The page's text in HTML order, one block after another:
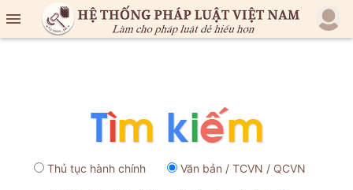

Thủ tục hành chính Văn bản / TCVN / QCVN